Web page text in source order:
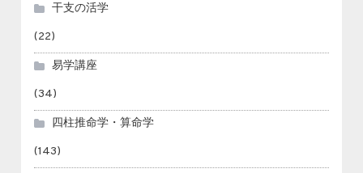
干支の活学
(22)
易学講座
(34)
四柱推命学・算命学
(143)